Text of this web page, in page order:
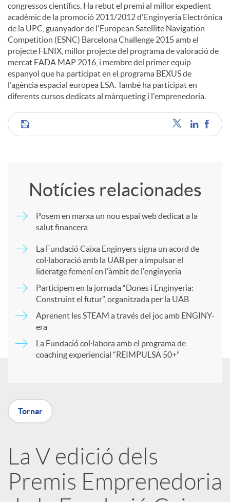
congressos científics. Ha rebut el premi al millor expedient
acadèmic de la promoció 2011/2012 d'Enginyeria Electrónica
de la UPC, guanyador de l'European Satellite Navigation
Competition (ESNC) Barcelona Challenge 2015 amb el
projecte FENIX, millor projecte del programa de valoració de
mercat EADA MAP 2016, i membre del primer equip
espanyol que ha participat en el programa BEXUS de
l'agència espacial europea ESA. També ha participat en
diferents cursos dedicats al màrqueting i l'emprenedoria.
C
r
X
Notícies relacionades
Posem en marxa un nou espai web dedicat a la
salut financera
La Fundació Caixa Enginyers signa un acord de
col·laboració amb la UAB per a impulsar el
lideratge femení en l'àmbit de l'enginyeria
Participem en la jornada “Dones i Enginyeria:
Construint el futur”, organitzada per la UAB
Aprenent les STEAM a través del joc amb ENGINY-
era
La Fundació col·labora amb el programa de
coaching experiencial “REIMPULSA 50+”
Tornar
La V edició dels
Premis Emprenedoria